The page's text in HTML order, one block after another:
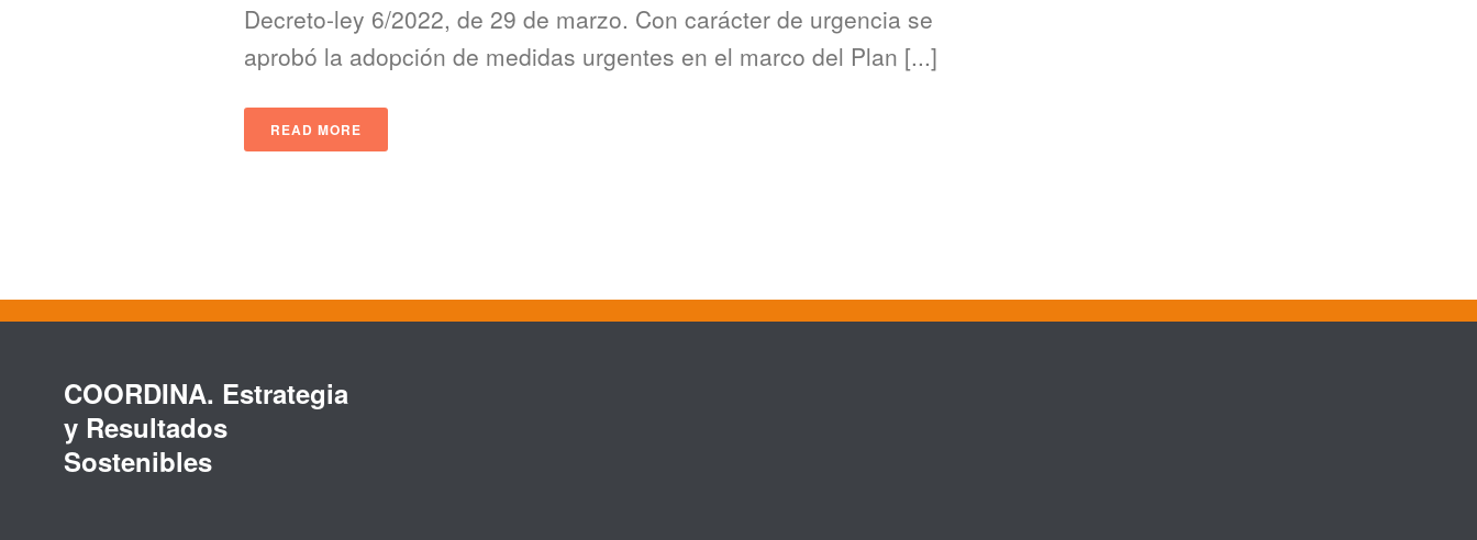
Decreto-ley 6/2022, de 29 de marzo. Con carácter de urgencia se
aprobó la adopción de medidas urgentes en el marco del Plan [...]
READ MORE
COORDINA. Estrategia
y Resultados
Sostenibles